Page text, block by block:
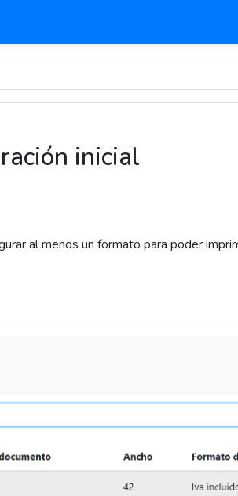
inicial
al menos un formato para poder